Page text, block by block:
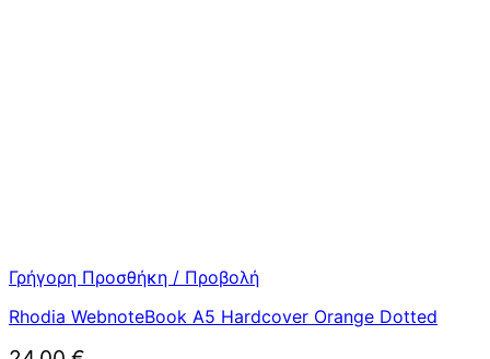
Γρήγορη Προσθήκη / Προβολή
Rhodia WebnoteBook A5 Hardcover Orange Dotted